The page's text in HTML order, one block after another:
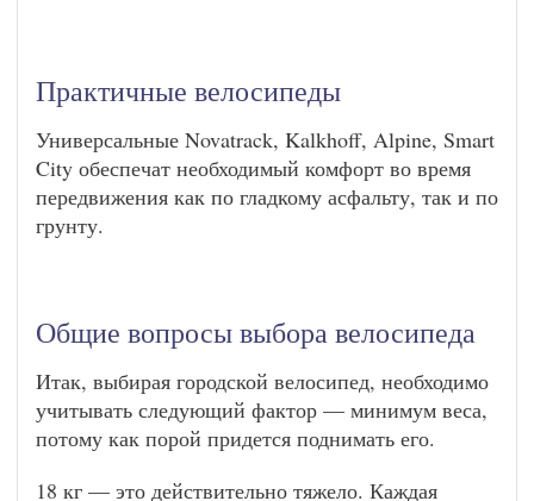
Практичные велосипеды
Универсальные Novatrack, Kalkhoff, Alpine, Smart
City обеспечат необходимый комфорт во время
передвижения как по гладкому асфальту, так и по
грунту.
Общие вопросы выбора велосипеда
Итак, выбирая городской велосипед, необходимо
учитывать следующий фактор — минимум веса,
потому как порой придется поднимать его.
18 кг — это действительно тяжело. Каждая